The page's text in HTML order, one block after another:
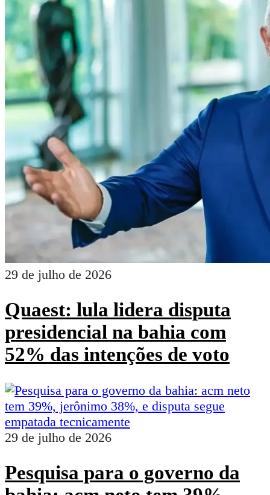
29 de julho de 2026
Quaest: lula lidera disputa
presidencial na bahia com
52% das intenções de voto
29 de julho de 2026
Pesquisa para o governo da